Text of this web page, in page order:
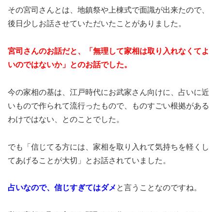
その宮司さんとは、地鎮祭や上棟式で面識が出来たので、
後日少しお話させていただいたことがありました。
宮司さんのお話だと、「無理して家相は取り入れなくてよ
いのではないか」とのお話でした。
今の家相の基は、江戸時代にお武家さん向けに、占いに近
いもので作られて流行ったもので、ものすごい根拠がある
わけではない、とのことでした。
でも「信じてる方には、家相を取り入れて気持ちを軽くし
てあげることが大切」とお話されていました。
占いなので、信じすぎてはダメと言うことなのですね。